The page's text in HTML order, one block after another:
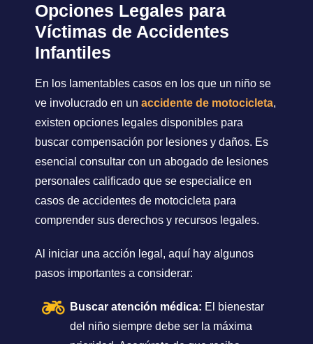
Opciones Legales para
Víctimas de Accidentes
Infantiles
En los lamentables casos en los que un niño se
ve involucrado en un accidente de motocicleta,
existen opciones legales disponibles para
buscar compensación por lesiones y daños. Es
esencial consultar con un abogado de lesiones
personales calificado que se especialice en
casos de accidentes de motocicleta para
comprender sus derechos y recursos legales.
Al iniciar una acción legal, aquí hay algunos
pasos importantes a considerar:
Buscar atención médica: El bienestar
del niño siempre debe ser la máxima